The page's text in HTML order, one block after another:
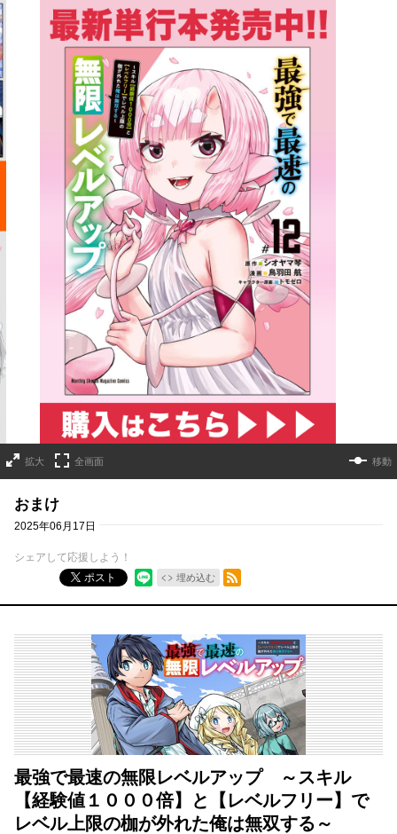
詳細ページへのリンク
拡大 全画面 移動
おまけ
2025年06月17日
シェアして応援しよう！
ポスト
埋め込む
RSSフィード
最強で最速の無限レベルアップ ～スキル
【経験値１０００倍】と【レベルフリー】で
レベル上限の枷が外れた俺は無双する～